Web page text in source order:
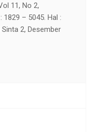
11, No 2,
1829 – 5045. Hal :
2, Desember